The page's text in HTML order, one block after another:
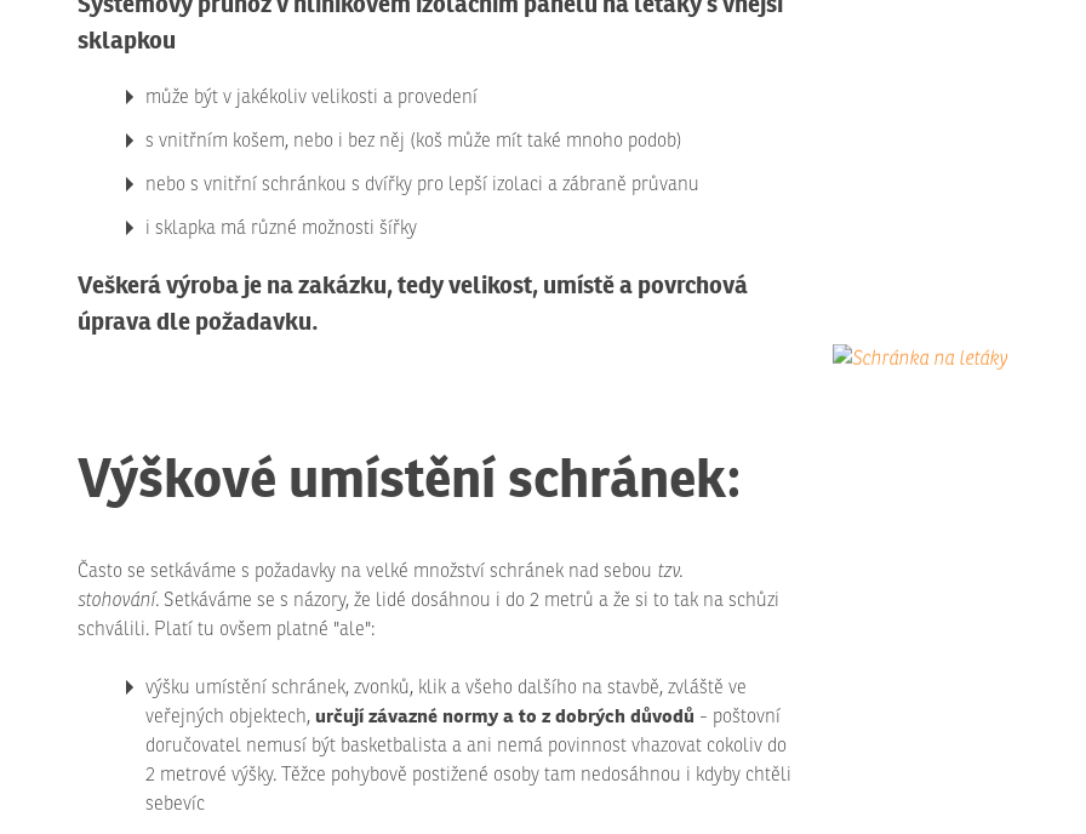
sklapkou
může být v jakékoliv velikosti a provedení
s vnitřním košem, nebo i bez něj (koš může mít také mnoho podob)
nebo s vnitřní schránkou s dvířky pro lepší izolaci a zábraně průvanu
i sklapka má různé možnosti šířky
Veškerá výroba je na zakázku, tedy velikost, umístě a povrchová
úprava dle požadavku.
Výškové umístění schránek:
Často se setkáváme s požadavky na velké množství schránek nad sebou tzv.
stohování. Setkáváme se s názory, že lidé dosáhnou i do 2 metrů a že si to tak na schůzi
schválili. Platí tu ovšem platné "ale":
výšku umístění schránek, zvonků, klik a všeho dalšího na stavbě, zvláště ve
veřejných objektech, určují závazné normy a to z dobrých důvodů - poštovní
doručovatel nemusí být basketbalista a ani nemá povinnost vhazovat cokoliv do
2 metrové výšky. Těžce pohybově postižené osoby tam nedosáhnou i kdyby chtěli
sebevíc